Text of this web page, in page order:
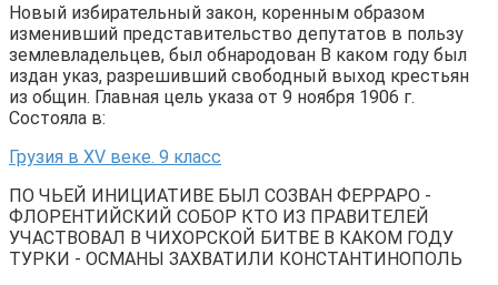
Новый избирательный закон, коренным образом
изменивший представительство депутатов в пользу
землевладельцев, был обнародован В каком году был
издан указ, разрешивший свободный выход крестьян
из общин. Главная цель указа от 9 ноября 1906 г.
Состояла в:
Грузия в XV веке. 9 класс
ПО ЧЬЕЙ ИНИЦИАТИВЕ БЫЛ СОЗВАН ФЕРРАРО -
ФЛОРЕНТИЙСКИЙ СОБОР КТО ИЗ ПРАВИТЕЛЕЙ
УЧАСТВОВАЛ В ЧИХОРСКОЙ БИТВЕ В КАКОМ ГОДУ
ТУРКИ - ОСМАНЫ ЗАХВАТИЛИ КОНСТАНТИНОПОЛЬ